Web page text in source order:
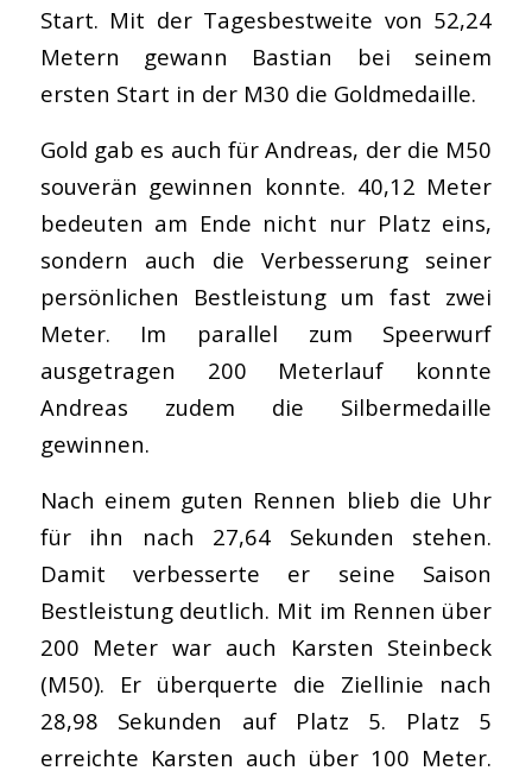
Start. Mit der Tagesbestweite von 52,24
Metern gewann Bastian bei seinem
ersten Start in der M30 die Goldmedaille.
Gold gab es auch für Andreas, der die M50
souverän gewinnen konnte. 40,12 Meter
bedeuten am Ende nicht nur Platz eins,
sondern auch die Verbesserung seiner
persönlichen Bestleistung um fast zwei
Meter. Im parallel zum Speerwurf
ausgetragen 200 Meterlauf konnte
Andreas zudem die Silbermedaille
gewinnen.
Nach einem guten Rennen blieb die Uhr
für ihn nach 27,64 Sekunden stehen.
Damit verbesserte er seine Saison
Bestleistung deutlich. Mit im Rennen über
200 Meter war auch Karsten Steinbeck
(M50). Er überquerte die Ziellinie nach
28,98 Sekunden auf Platz 5. Platz 5
erreichte Karsten auch über 100 Meter.